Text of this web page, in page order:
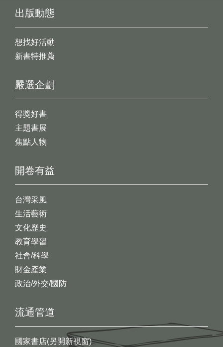
出版動態
想找好活動
新書特推薦
開卷有益
台灣采風
生活藝術
文化歷史
教育學習
社會/科學
財金產業
政治/外交/國防
嚴選企劃
得獎好書
主題書展
焦點人物
流通管道
國家書店(另開新視窗)